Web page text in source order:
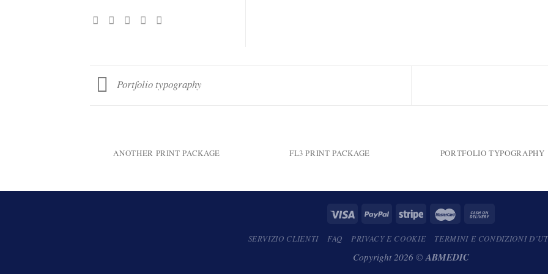
Portfolio typography
ANOTHER PRINT PACKAGE FL3 PRINT PACKAGE PORTFOLIO TYPOGRAPHY
SERVIZIO CLIENTI FAQ PRIVACY E COOKIE TERMINI E CONDIZIONI
Copyright 2026 ©ABMEDIC